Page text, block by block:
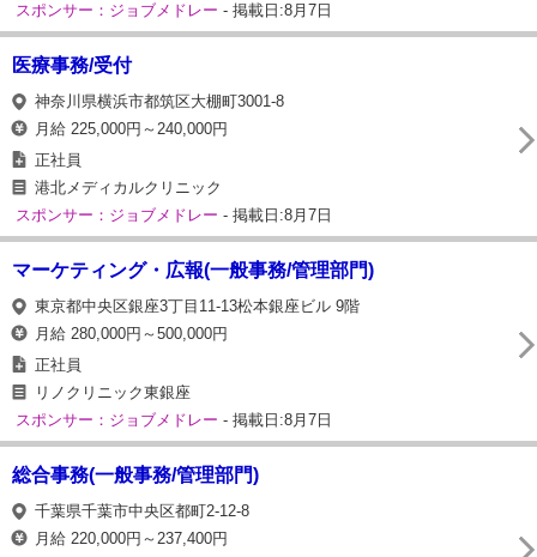
スポンサー：ジョブメドレー - 掲載日:8月7日
医療事務/受付
神奈川県横浜市都筑区大棚町3001-8
月給 225,000円～240,000円
正社員
港北メディカルクリニック
スポンサー：ジョブメドレー - 掲載日:8月7日
マーケティング・広報(一般事務/管理部門)
東京都中央区銀座3丁目11-13松本銀座ビル 9階
月給 280,000円～500,000円
正社員
リノクリニック東銀座
スポンサー：ジョブメドレー - 掲載日:8月7日
総合事務(一般事務/管理部門)
千葉県千葉市中央区都町2-12-8
月給 220,000円～237,400円